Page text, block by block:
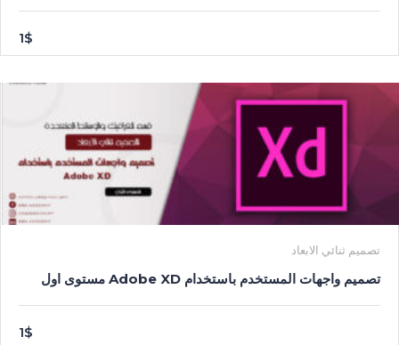
1$
تصميم ثنائي الابعاد
تصميم واجهات المستخدم باستخدام Adobe XD مستوى اول
1$